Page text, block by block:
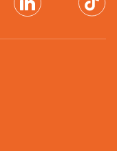
ý nhất,
số chi tiết của